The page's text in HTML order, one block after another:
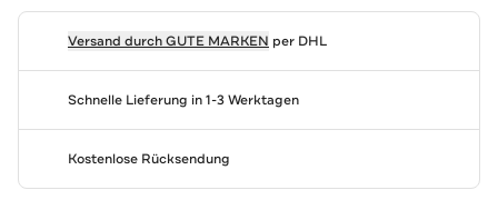
Versand durchGUTE MARKEN per DHL
Schnelle Lieferung in 1-3 Werktagen
Kostenlose Rücksendung